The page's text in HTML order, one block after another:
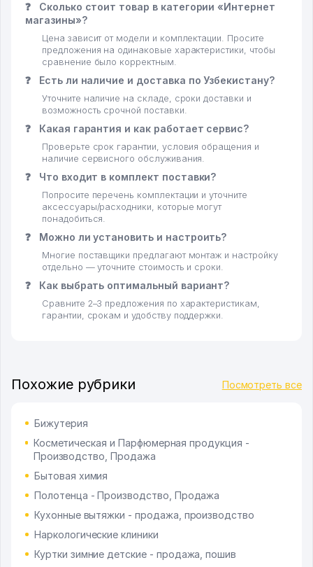
❓
Сколько стоит товар в категории «Интернет
магазины»?
Цена зависит от модели и комплектации. Просите
предложения на одинаковые характеристики, чтобы
сравнение было корректным.
❓ Есть ли наличие и доставка по Узбекистану?
Уточните наличие на складе, сроки доставки и
возможность срочной поставки.
❓ Какая гарантия и как работает сервис?
Проверьте срок гарантии, условия обращения и
наличие сервисного обслуживания.
❓ Что входит в комплект поставки?
Попросите перечень комплектации и уточните
аксессуары/расходники, которые могут
понадобиться.
❓ Можно ли установить и настроить?
Многие поставщики предлагают монтаж и настройку
отдельно — уточните стоимость и сроки.
❓ Как выбрать оптимальный вариант?
Сравните 2–3 предложения по характеристикам,
гарантии, срокам и удобству поддержки.
Похожие рубрики Посмотреть все
Бижутерия
Косметическая и Парфюмерная продукция -
Производство, Продажа
Бытовая химия
Полотенца - Производство, Продажа
Кухонные вытяжки - продажа, производство
Наркологические клиники
Куртки зимние детские - продажа, пошив